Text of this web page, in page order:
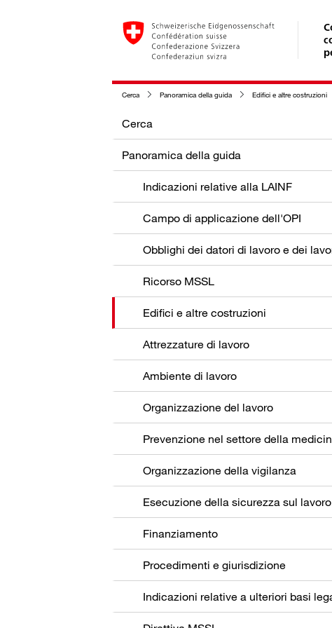
Cerca Panoramica della guida Edifici e altre costruzioni
Cerca
Panoramica della guida
Indicazioni relative alla LAINF
Campo di applicazione dell'OPI
Ricorso MSSL
Edifici e altre costruzioni
Attrezzature di lavoro
Ambiente di lavoro
Organizzazione del lavoro
Organizzazione della vigilanza
Esecuzione della sicurezza sul lavoro
Finanziamento
Procedimenti e giurisdizione
Indicazioni relative a ulteriori basi